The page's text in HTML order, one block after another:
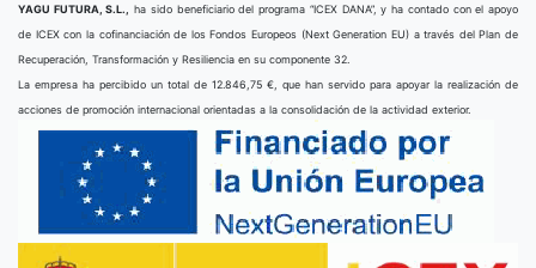
YAGU FUTURA, S.L.,
ha sido beneficiario del programa “ICEX DANA”, y ha contado con el apoyo
de ICEX con la cofinanciación de los Fondos Europeos (Next Generation EU) a través del Plan de
Recuperación, Transformación y Resiliencia en su componente 32.
La empresa ha percibido un total de 12.846,75 €, que han servido para apoyar la realización de
acciones de promoción internacional orientadas a la consolidación de la actividad exterior.